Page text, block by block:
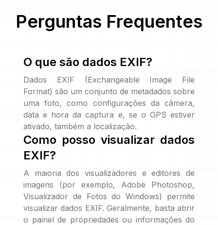
Perguntas Frequentes
O que são dados EXIF?
Dados EXIF (Exchangeable Image File
Format) são um conjunto de metadados sobre
uma foto, como configurações da câmera,
data e hora da captura e, se o GPS estiver
ativado, também a localização.
Como posso visualizar dados
EXIF?
A maioria dos visualizadores e editores de
imagens (por exemplo, Adobe Photoshop,
Visualizador de Fotos do Windows) permite
visualizar dados EXIF. Geralmente, basta abrir
o painel de propriedades ou informações do